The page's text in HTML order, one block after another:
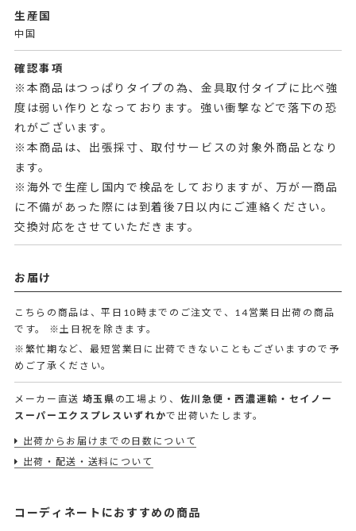
生産国
中国
確認事項
※本商品はつっぱりタイプの為、金具取付タイプに比べ強
度は弱い作りとなっております。強い衝撃などで落下の恐
れがございます。
※本商品は、出張採寸、取付サービスの対象外商品となり
ます。
※海外で生産し国内で検品をしておりますが、万が一商品
に不備があった際には到着後7日以内にご連絡ください。
交換対応をさせていただきます。
お届け
こちらの商品は、平日10時までのご注文で、14営業日出荷の商品
です。
※土日祝を除きます。
※繁忙期など、最短営業日に出荷できないこともございますので予
めご了承ください。
メーカー直送 埼玉県 の工場より、 佐川急便・西濃運輸・セイノー
スーパーエクスプレスいずれかで出荷いたします。
出荷からお届けまでの日数について
出荷・配送・送料について
コーディネートにおすすめの商品